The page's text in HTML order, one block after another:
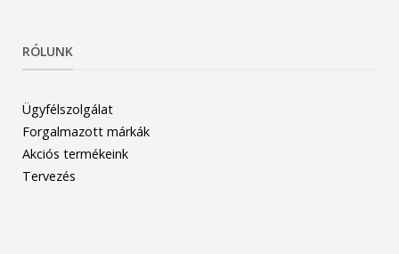
RÓLUNK
Ügyfélszolgálat
Forgalmazott márkák
Akciós termékeink
Tervezés